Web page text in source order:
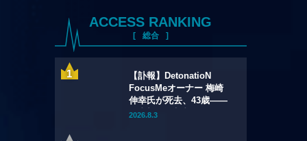
ACCESS RANKING
総合
【訃報】DetonatioN
FocusMeオーナー 梅崎
伸幸氏が死去、43歳——
国内初の給与制eスポーツ
2026.8.3